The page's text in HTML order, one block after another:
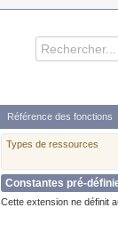
Référence des fonctions
Types de ressources
Constantes pré-
Cette extension ne définit